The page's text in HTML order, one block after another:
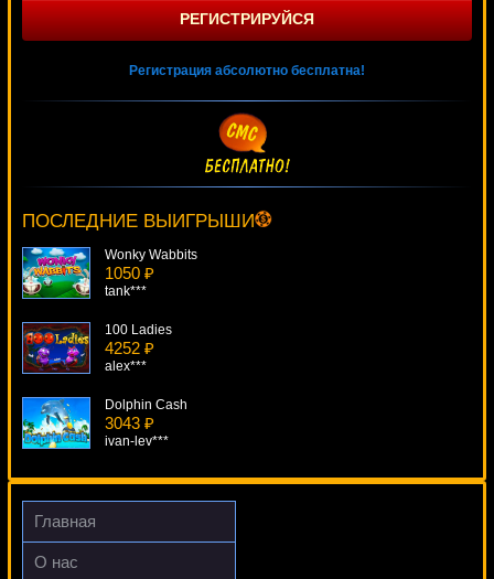
РЕГИСТРИРУЙСЯ
Регистрация абсолютно бесплатна!
ПОСЛЕДНИЕ ВЫИГРЫШИ
tank***
Wonky Wabbits
1050 ₽
tank***
100 Ladies
4252 ₽
alex***
Dolphin Cash
3043 ₽
ivan-lev***
Silver Bullet
4731 ₽
Главная
О нас